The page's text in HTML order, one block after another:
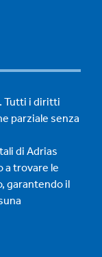
Tutti i diritti
parziale senza
di Adrias
a trovare le
garantendo il